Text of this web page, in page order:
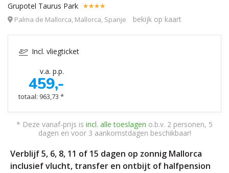
Grupotel Taurus Park
Palma de Mallorca, Mallorca, Spanje bekijk op kaart
Incl. vliegticket
v.a. p.p.
459,-
totaal: 963,73 *
* Deze vanaf-prijs is incl. alle toeslagen o.b.v. 2 personen, 5
dagen en voor 3 aankomstdagen beschikbaar!
Verblijf 5, 6, 8, 11 of 15 dagen op zonnig Mallorca
inclusief vlucht, transfer en ontbijt of halfpension